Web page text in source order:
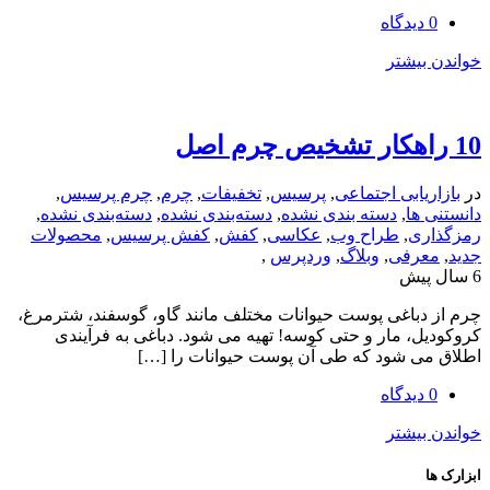
اجتماعی پرسیس, تخفیفات ,چرم,چرم پرسیس,
,دسته بندی نشده,دسته‌بندی نشده,دسته‌بندی نشده,
,طراح وب,عکاسی, کفش, کفش پرسیس , محصولات
, وبلاگ, وردپرس ,
پوست حیوانات مختلف مانند گاو، گوسفند، شترمرغ،
مار و حتی کوسه! تهیه می شود. دباغی به فرآیندی
شود که طی آن پوست حیوانات را […]